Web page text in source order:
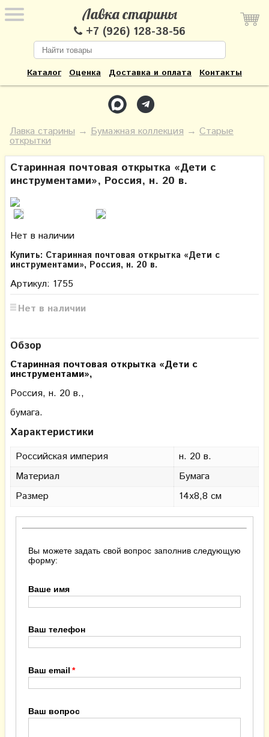
Лавка старины
+7 (926) 128-38-56
Каталог Оценка Доставка и оплата Контакты
Лавка старины → Бумажная коллекция → Старые
открытки
Старинная почтовая открытка «Дети с
инструментами», Россия, н. 20 в.
Нет в наличии
Купить: Старинная почтовая открытка «Дети с
инструментами», Россия, н. 20 в.
Артикул: 1755
Нет в наличии
Обзор
Старинная почтовая открытка «Дети с
инструментами»,
Россия, н. 20 в.,
бумага.
Характеристики
Российская империя
н. 20 в.
Материал
Бумага
Размер
14х8,8 см
Вы можете задать свой вопрос заполнив следующую
форму:
Ваше имя
Ваш телефон
Ваш email
Ваш вопрос